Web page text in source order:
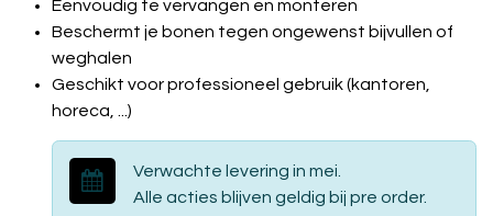
JURA Afsluitbaar bonenreservoir
GIGA X-serie (rechts)
standaard bonenreservoir. Het biedt beveiliging tegen
ongewenste toegang tot de koffiebonen.